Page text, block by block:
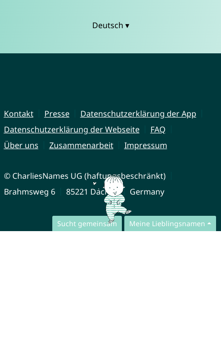
Sucht gemeinsam Meine Lieblingsnamen
Deutsch ▾
Kontakt Presse
Datenschutzerklärung der App
Datenschutzerklärung der Webseite
FAQ
Über uns
Zusammenarbeit Impressum
© CharliesNames UG (haftungsbeschränkt)
Brahmsweg 6
85221 Dachau Germany